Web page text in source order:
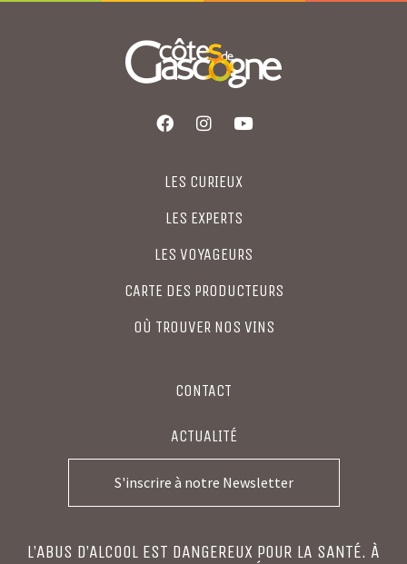
LES CURIEUX
LES EXPERTS
LES VOYAGEURS
CARTE DES PRODUCTEURS
OÙ TROUVER NOS VINS
CONTACT
ACTUALITÉ
S'inscrire à notre Newsletter
L’ABUS D’ALCOOL EST DANGEREUX POUR LA SANTÉ. À